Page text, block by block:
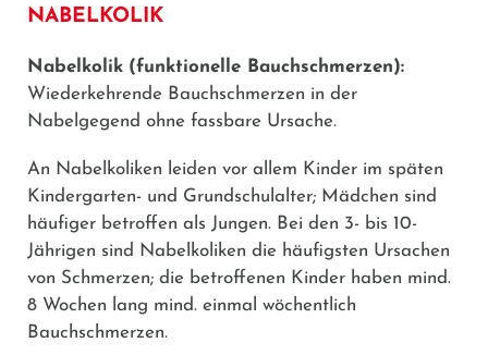
NABELKOLIK
Nabelkolik (funktionelle Bauchschmerzen):
Wiederkehrende Bauchschmerzen in der
Nabelgegend ohne fassbare Ursache.
An Nabelkoliken leiden vor allem Kinder im späten
Kindergarten- und Grundschulalter; Mädchen sind
häufiger betroffen als Jungen. Bei den 3- bis 10-
Jährigen sind Nabelkoliken die häufigsten Ursachen
von Schmerzen; die betroffenen Kinder haben mind.
8 Wochen lang mind. einmal wöchentlich
Bauchschmerzen.